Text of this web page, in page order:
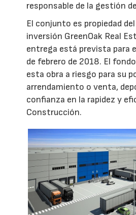
responsable de la gestión
El conjunto es propiedad
inversión GreenOak Real
entrega está prevista para
de febrero de 2018. El
esta obra a riesgo para su
arrendamiento o venta,
confianza en la rapidez y
Construcción.